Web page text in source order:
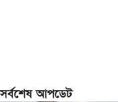
সর্বশেষ আপডেট